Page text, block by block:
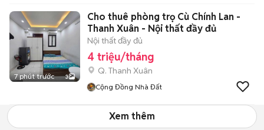
7 phút trước 3
Cho thuê phòng trọ Cù Chính Lan -
Thanh Xuân - Nội thất đầy đủ
Nội thất đầy đủ
4 triệu/tháng
Q. Thanh Xuân
Cộng Đồng Nhà Đất
Xem thêm